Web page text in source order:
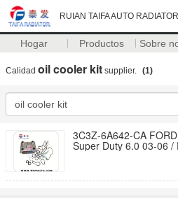
RUIAN TAIFA AUTO
Hogar Productos Sobre
Calidad oil cooler kit supplier. (1)
3C3Z-6A642-CA
Super Duty 6.0 03-06